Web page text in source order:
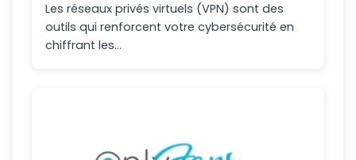
Les réseaux privés virtuels (VPN) sont des
outils qui renforcent votre cybersécurité en
chiffrant les...